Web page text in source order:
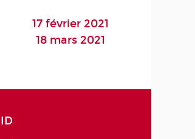
17 février 2021
18 mars 2021
ID